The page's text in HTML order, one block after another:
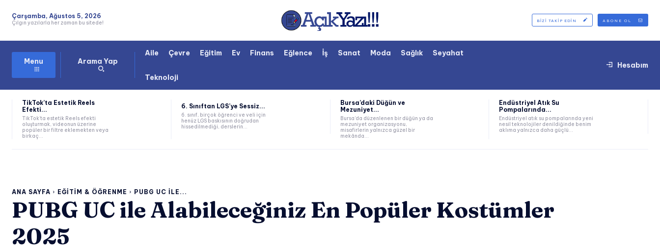
Çarşamba, Ağustos 5, 2026
Çılgın yazılarla her zaman bu sitede! BIZI TAKIP EDIN ABONE OL
Menu Arama Yap
Aile Çevre Eğitim Ev Finans Eğlence İş Sanat Moda Sağlık Seyahat
Teknoloji
Hesabım
TikTok’ta Estetik Reels
Efekti...
TikTok’ta estetik Reels efekti
oluşturmak, videonun üzerine
popüler bir filtre eklemekten veya
birkaç...
6. Sınıftan LGS’ye Sessiz...
6. sınıf, birçok öğrenci ve veli için
henüz LGS baskısının doğrudan
hissedilmediği, derslerin...
Bursa’daki Düğün ve
Mezuniyet...
Bursa’da düzenlenen bir düğün ya da
mezuniyet organizasyonu,
misafirlerin yalnızca güzel bir
mekânda...
Endüstriyel Atık Su
Pompalarında...
Endüstriyel atık su pompalarında yeni
nesil teknolojiler denildiğinde benim
aklıma yalnızca daha güçlü...
ANA SAYFA EĞITIM & ÖĞRENME PUBG UC ILE...
PUBG UC ile Alabileceğiniz En Popüler Kostümler
2025